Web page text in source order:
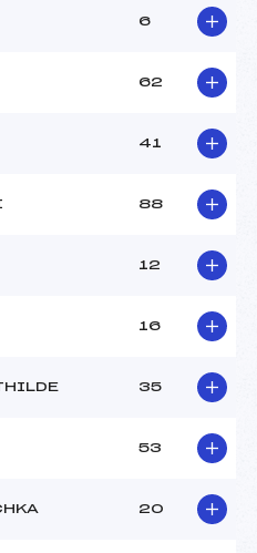
6
62
41
88
12
16
35
53
20